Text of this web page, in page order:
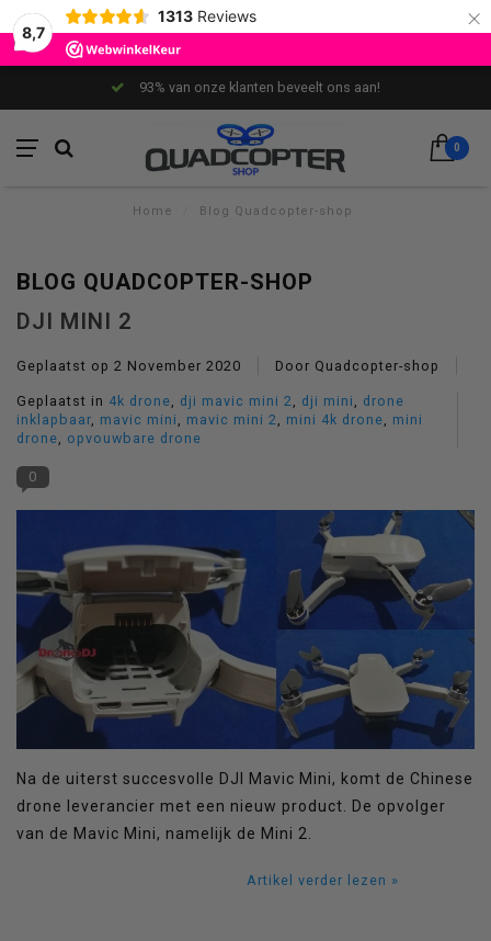
8,7
1313 Reviews ×
93% van onze klanten beveelt ons aan!
0
Home Blog Quadcopter-shop
BLOG QUADCOPTER-SHOP
DJI MINI 2
Geplaatst op 2 November 2020 Door Quadcopter-shop
Geplaatst in 4k drone dji mavic mini 2 dji mini
drone
inklapbaar mavic mini mavic mini 2 mini 4k drone
mini
drone
opvouwbare drone
0
Na de uiterst succesvolle DJI Mavic Mini, komt de Chinese
drone leverancier met een nieuw product. De opvolger
van de Mavic Mini, namelijk de Mini 2.
Artikel verder lezen »